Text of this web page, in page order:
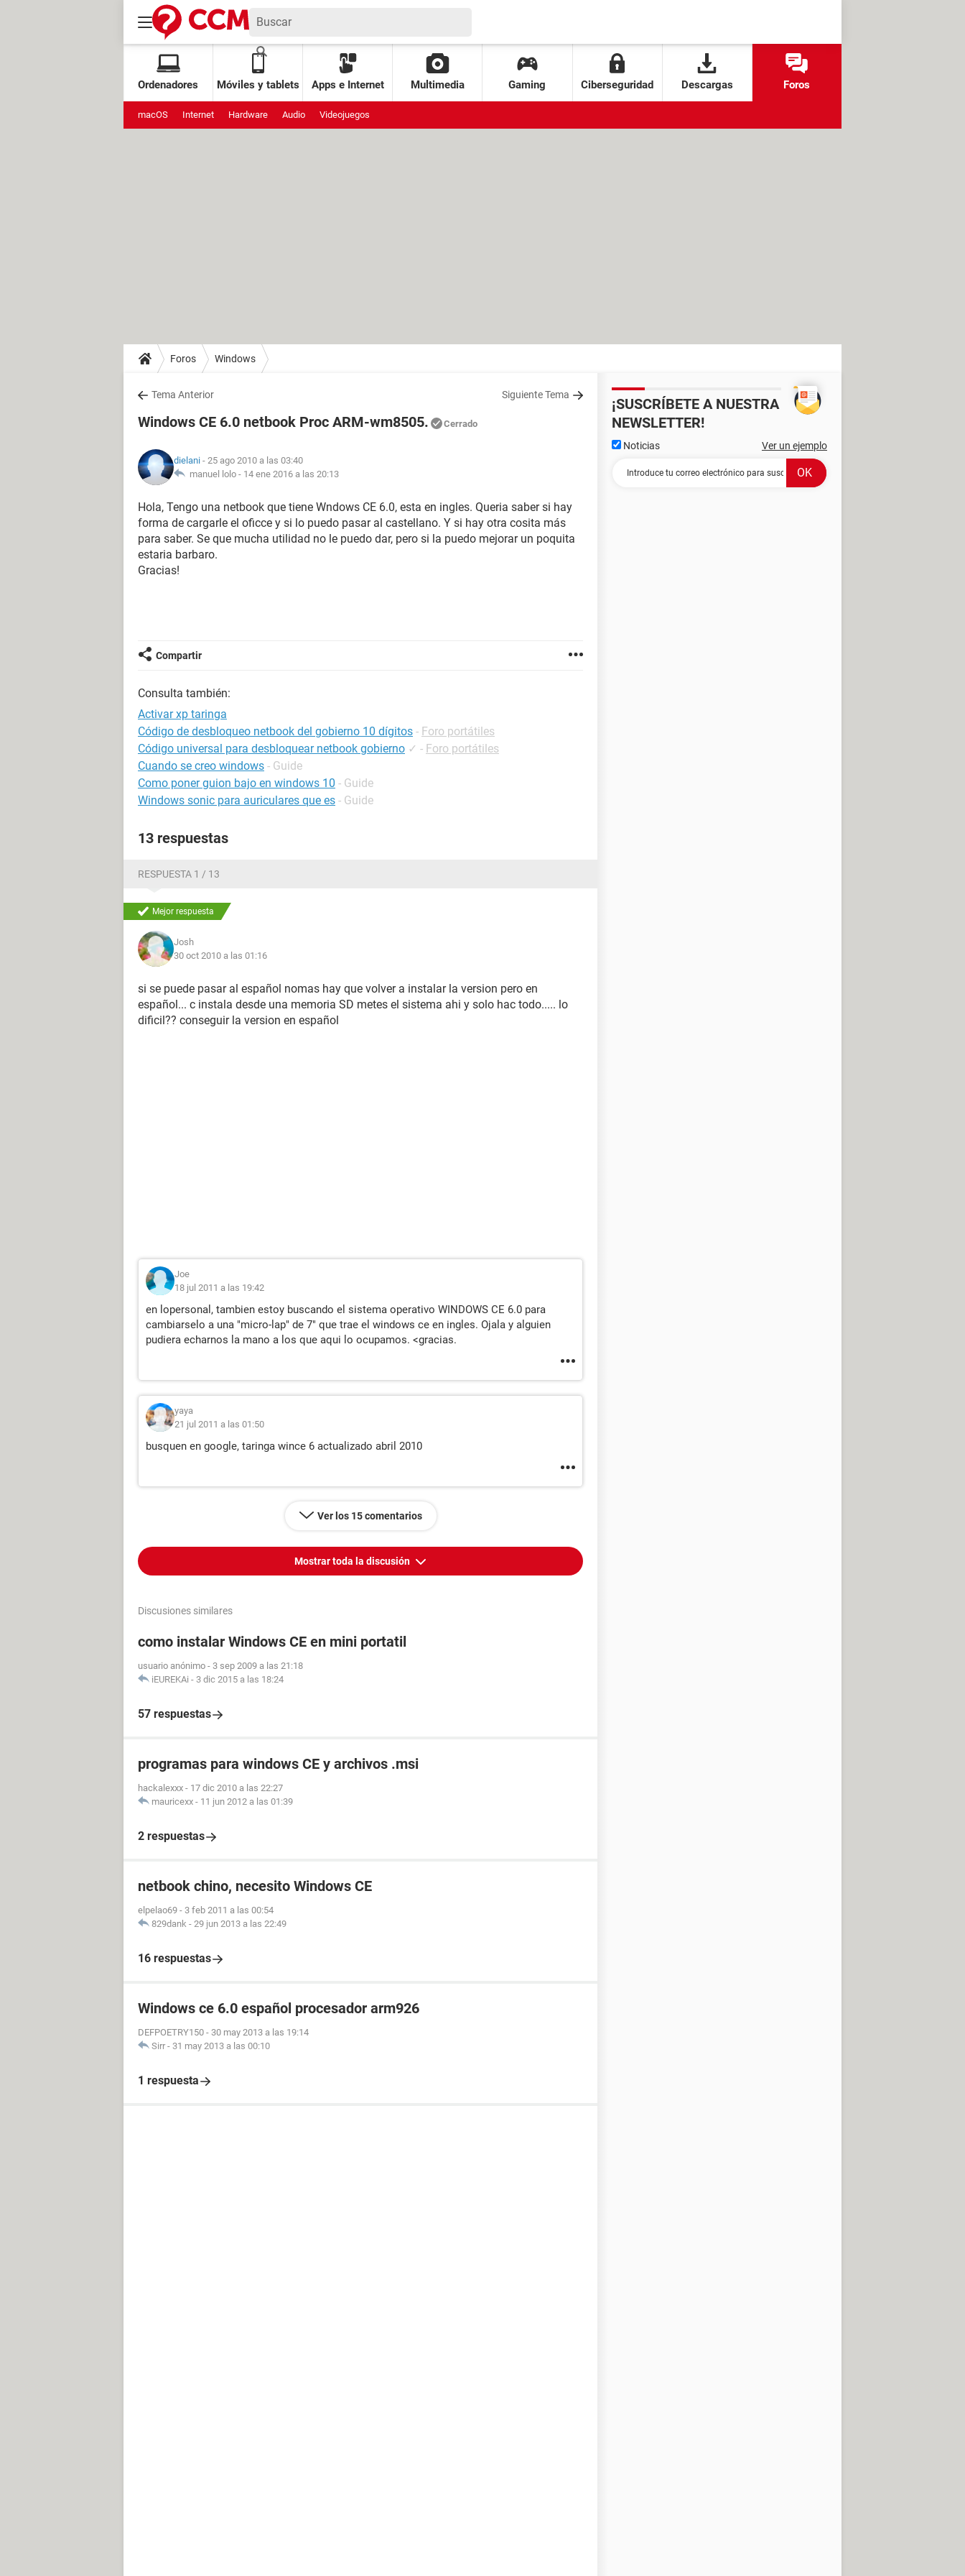
Ordenadores Móviles y tablets Apps e Internet Multimedia Gaming Ciberseguridad Descargas Foros
macOS Internet Hardware Audio Videojuegos
Foros Windows
Tema Anterior Siguiente Tema
Windows CE 6.0 netbook Proc ARM-wm8505. Cerrado
dielani - 25 ago 2010 a las 03:40
manuel lolo - 14 ene 2016 a las 20:13
Hola, Tengo una netbook que tiene Wndows CE 6.0, esta en ingles. Queria saber si hay
forma de cargarle el oficce y si lo puedo pasar al castellano. Y si hay otra cosita más
para saber. Se que mucha utilidad no le puedo dar, pero si la puedo mejorar un poquita
estaria barbaro.
Gracias!
Compartir
Consulta también:
Activar xp taringa
Código de desbloqueo netbook del gobierno 10 dígitos - Foro portátiles
Código universal para desbloquear netbook gobierno ✓ - Foro portátiles
Cuando se creo windows - Guide
Como poner guion bajo en windows 10 - Guide
Windows sonic para auriculares que es - Guide
13 respuestas
RESPUESTA 1 / 13
Mejor respuesta
Josh
30 oct 2010 a las 01:16
si se puede pasar al español nomas hay que volver a instalar la version pero en
español... c instala desde una memoria SD metes el sistema ahi y solo hac todo..... lo
dificil?? conseguir la version en español
Joe
18 jul 2011 a las 19:42
en lopersonal, tambien estoy buscando el sistema operativo WINDOWS CE 6.0 para
cambiarselo a una "micro-lap" de 7" que trae el windows ce en ingles. Ojala y alguien
pudiera echarnos la mano a los que aqui lo ocupamos. <gracias.
yaya
21 jul 2011 a las 01:50
busquen en google, taringa wince 6 actualizado abril 2010
Ver los 15 comentarios
Mostrar toda la discusión
Discusiones similares
como instalar Windows CE en mini portatil
usuario anónimo - 3 sep 2009 a las 21:18
iEUREKAi - 3 dic 2015 a las 18:24
57 respuestas
programas para windows CE y archivos .msi
hackalexxx - 17 dic 2010 a las 22:27
mauricexx - 11 jun 2012 a las 01:39
2 respuestas
netbook chino, necesito Windows CE
elpelao69 - 3 feb 2011 a las 00:54
829dank - 29 jun 2013 a las 22:49
16 respuestas
Windows ce 6.0 español procesador arm926
DEFPOETRY150 - 30 may 2013 a las 19:14
Sirr - 31 may 2013 a las 00:10
1 respuesta
¡SUSCRÍBETE A NUESTRA
NEWSLETTER!
Noticias Ver un ejemplo